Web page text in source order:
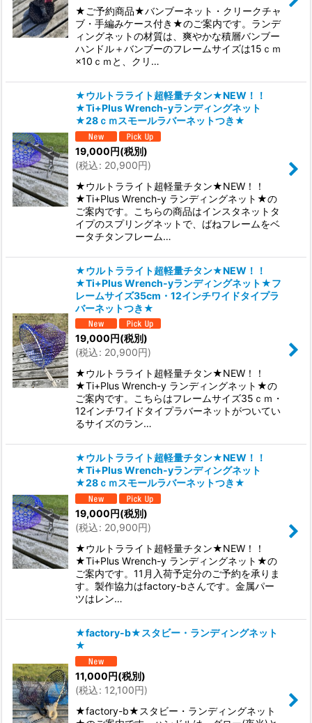
★ご予約商品★バンブーネット・クリークチャ
ブ・手編みケース付き★のご案内です。ランデ
ィングネットの材質は、爽やかな積層バンブー
ハンドル＋バンブーのフレームサイズは15ｃｍ
×10ｃｍと、クリ…
★ウルトラライト超軽量チタン★NEW！！
★Ti+Plus Wrench-yランディングネット
★28ｃｍスモールラバーネットつき★
19,000円(税別)
(税込: 20,900円)
★ウルトラライト超軽量チタン★NEW！！
★Ti+Plus Wrench-y ランディングネット★の
ご案内です。こちらの商品はインスタネットタ
イプのスプリングネットで、ばねフレームをベ
ータチタンフレーム…
★ウルトラライト超軽量チタン★NEW！！
★Ti+Plus Wrench-yランディングネット★フ
レームサイズ35cm・12インチワイドタイプラ
バーネットつき★
19,000円(税別)
(税込: 20,900円)
★ウルトラライト超軽量チタン★NEW！！
★Ti+Plus Wrench-y ランディングネット★の
ご案内です。こちらはフレームサイズ35ｃｍ・
12インチワイドタイプラバーネットがついてい
るサイズのラン…
★ウルトラライト超軽量チタン★NEW！！
★Ti+Plus Wrench-yランディングネット
★28ｃｍスモールラバーネットつき★
19,000円(税別)
(税込: 20,900円)
★ウルトラライト超軽量チタン★NEW！！
★Ti+Plus Wrench-y ランディングネット★の
ご案内です。11月入荷予定分のご予約を承りま
す。製作協力はfactory-bさんです。金属パー
ツはレン…
★factory-b★スタビー・ランディングネット
★
11,000円(税別)
(税込: 12,100円)
★factory-b★スタビー・ランディングネット